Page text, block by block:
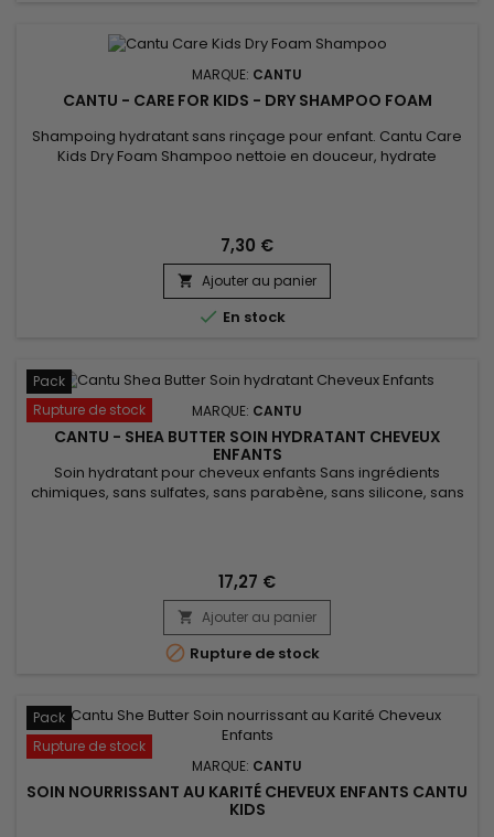
MARQUE: CANTU
CANTU - CARE FOR KIDS - DRY SHAMPOO FOAM
Shampoing hydratant sans rinçage pour enfant. Cantu Care
Kids Dry Foam Shampoo nettoie en douceur, hydrate
rincer la chevelure. Formulé au vinaigre de cidre, d'huile...
7,30 €
 Ajouter au panier
 En stock
Pack
Rupture de stock
MARQUE: CANTU
CANTU - SHEA BUTTER SOIN HYDRATANT CHEVEUX
ENFANTS
Soin hydratant pour cheveux enfants Sans ingrédients
chimiques, sans sulfates, sans parabène, sans silicone, sans
pointes. &nbsp;Ils redeviennent brillants et faciles à coiffer !
17,27 €
 Ajouter au panier
 Rupture de stock
Pack
Rupture de stock
MARQUE: CANTU
SOIN NOURRISSANT AU KARITÉ CHEVEUX ENFANTS CANTU
KIDS